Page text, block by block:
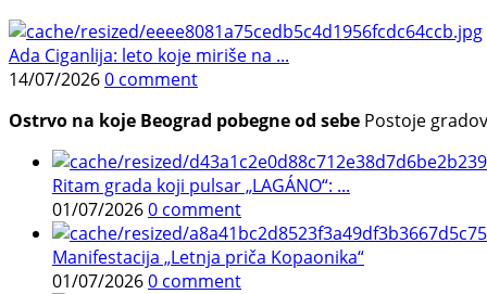
Ada Ciganlija: leto koje miriše na ...
14/07/20260 comment
Ostrvo na koje Beograd pobegne od sebe Postoje
Ritam grada koji pulsar „LAGÁNO“: ...
01/07/20260 comment
Manifestacija „Letnja priča Kopaonika“
01/07/20260 comment